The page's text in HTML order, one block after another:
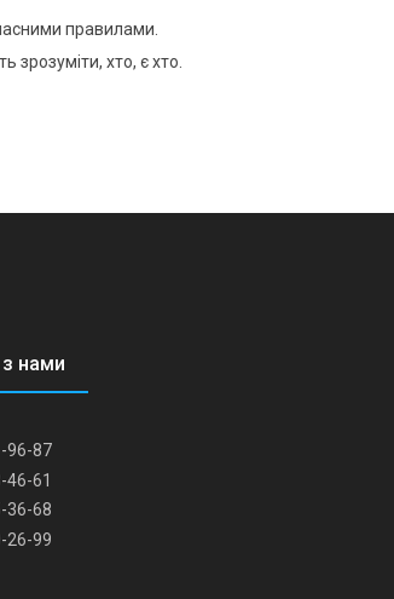
правилами.
зрозуміти, хто, є хто.
96-87
46-61
36-68
26-99